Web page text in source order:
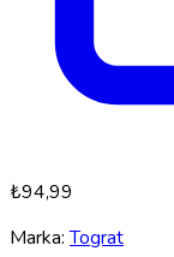
₺94,99
Marka:Tograt